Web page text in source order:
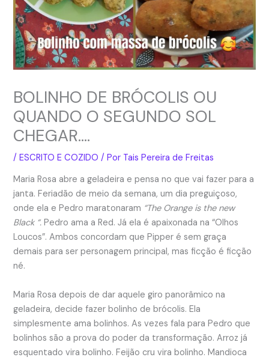
BOLINHO DE BRÓCOLIS OU
QUANDO O SEGUNDO SOL
CHEGAR….
/ESCRITO E COZIDO / Por Tais Pereira de Freitas
Maria Rosa abre a geladeira e pensa no que vai fazer para a
janta. Feriadão de meio da semana, um dia preguiçoso,
onde ela e Pedro maratonaram “The Orange is the new
Black “. Pedro ama a Red. Já ela é apaixonada na “Olhos
Loucos”. Ambos concordam que Pipper é sem graça
demais para ser personagem principal, mas ficção é ficção
né.
Maria Rosa depois de dar aquele giro panorâmico na
geladeira, decide fazer bolinho de brócolis. Ela
simplesmente ama bolinhos. As vezes fala para Pedro que
bolinhos são a prova do poder da transformação. Arroz já
esquentado vira bolinho. Feijão cru vira bolinho. Mandioca